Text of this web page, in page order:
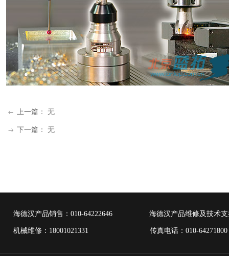
ꂃ 上一篇： 无
ꁹ 下一篇： 无
海德汉产品销售： 010-64222646 海德汉产品维修及技术
机械维修：18001021331 传真电话：